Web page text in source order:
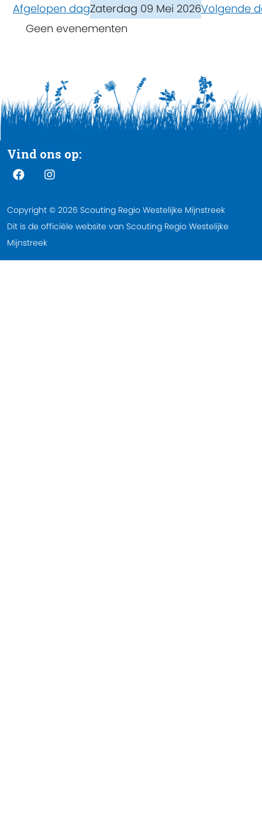
Afgelopen dagZaterdag 09 Mei 2026Volgende
Geen evenementen
Vind ons op:
Copyright © 2026 Scouting Regio Westelijke Mijnstreek
Dit is de officiële website van Scouting Regio Westelijke
Mijnstreek